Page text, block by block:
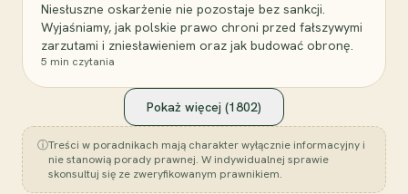
Niesłuszne oskarżenie nie pozostaje bez sankcji.
Wyjaśniamy, jak polskie prawo chroni przed fałszywymi
zarzutami i zniesławieniem oraz jak budować obronę.
5 min czytania
Pokaż więcej (1802)
ⓘTreści w poradnikach mają charakter wyłącznie informacyjny i
nie stanowią porady prawnej. W indywidualnej sprawie
skonsultuj się ze zweryfikowanym prawnikiem.